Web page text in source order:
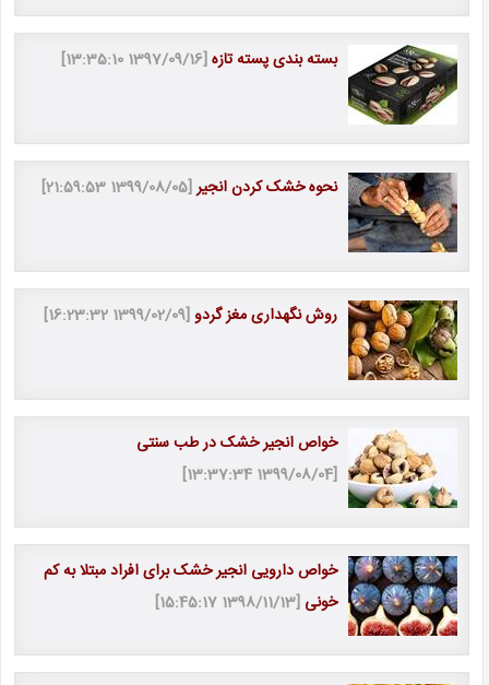
بسته بندی پسته تازه[1397/09/16 13:35:10]
نحوه خشک کردن انجیر[1399/08/05 21:59:53]
روش نگهداری مغز گردو[1399/02/09 16:23:32]
خواص انجیر خشک در طب سنتی
[1399/08/04 13:37:34]
خواص دارویی انجیر خشک برای افراد مبتلا به کم
خونی [1398/11/13 15:45:17]